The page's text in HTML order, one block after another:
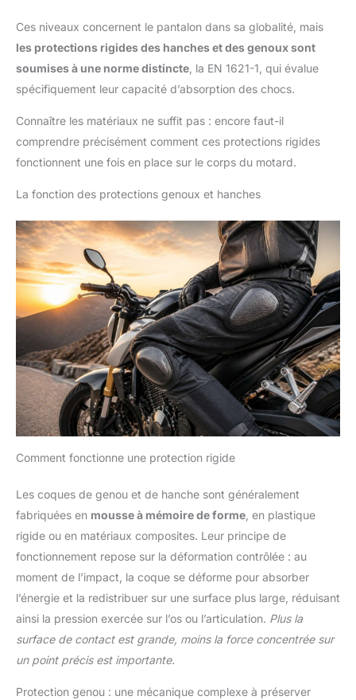
Ces niveaux concernent le pantalon dans sa globalité, mais
les protections rigides des hanches et des genoux sont
soumises à une norme distincte , la EN 1621-1, qui évalue
spécifiquement leur capacité d’absorption des chocs.
Connaître les matériaux ne suffit pas : encore faut-il
comprendre précisément comment ces protections rigides
fonctionnent une fois en place sur le corps du motard.
La fonction des protections genoux et hanches
Comment fonctionne une protection rigide
Les coques de genou et de hanche sont généralement
fabriquées en mousse à mémoire de forme, en plastique
rigide ou en matériaux composites. Leur principe de
fonctionnement repose sur la déformation contrôlée : au
moment de l’impact, la coque se déforme pour absorber
l’énergie et la redistribuer sur une surface plus large, réduisant
ainsi la pression exercée sur l’os ou l’articulation. Plus la
surface de contact est grande, moins la force concentrée sur
un point précis est importante.
Protection genou : une mécanique complexe à préserver